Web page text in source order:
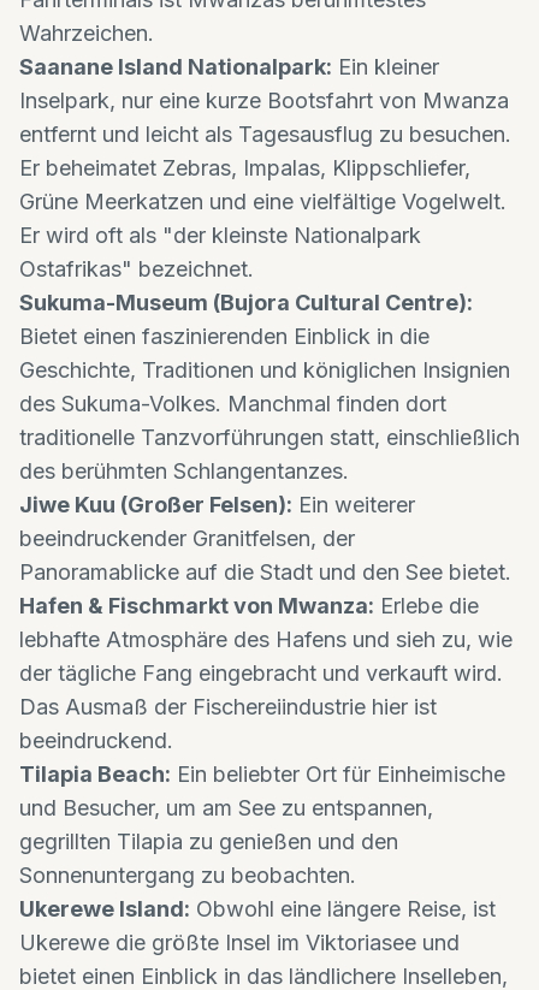
Wahrzeichen.
Saanane Island Nationalpark: Ein kleiner
Inselpark, nur eine kurze Bootsfahrt von Mwanza
entfernt und leicht als Tagesausflug zu besuchen.
Er beheimatet Zebras, Impalas, Klippschliefer,
Grüne Meerkatzen und eine vielfältige Vogelwelt.
Er wird oft als "der kleinste Nationalpark
Ostafrikas" bezeichnet.
Sukuma-Museum (Bujora Cultural Centre):
Bietet einen faszinierenden Einblick in die
Geschichte, Traditionen und königlichen Insignien
des Sukuma-Volkes. Manchmal finden dort
traditionelle Tanzvorführungen statt, einschließlich
des berühmten Schlangentanzes.
Jiwe Kuu (Großer Felsen): Ein weiterer
beeindruckender Granitfelsen, der
Panoramablicke auf die Stadt und den See bietet.
Hafen & Fischmarkt von Mwanza: Erlebe die
lebhafte Atmosphäre des Hafens und sieh zu, wie
der tägliche Fang eingebracht und verkauft wird.
Das Ausmaß der Fischereiindustrie hier ist
beeindruckend.
Tilapia Beach: Ein beliebter Ort für Einheimische
und Besucher, um am See zu entspannen,
gegrillten Tilapia zu genießen und den
Sonnenuntergang zu beobachten.
Ukerewe Island: Obwohl eine längere Reise, ist
Ukerewe die größte Insel im Viktoriasee und
bietet einen Einblick in das ländlichere Inselleben,